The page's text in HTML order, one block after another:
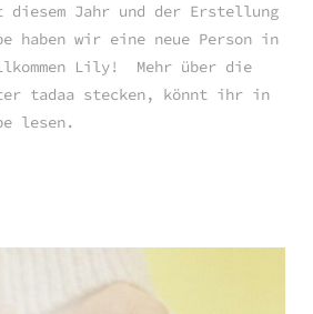
diesem Jahr und der Erstellung
haben wir eine neue Person in
Lily! Mehr über die
tadaa stecken, könnt ihr in
lesen.